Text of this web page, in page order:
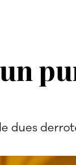
dues